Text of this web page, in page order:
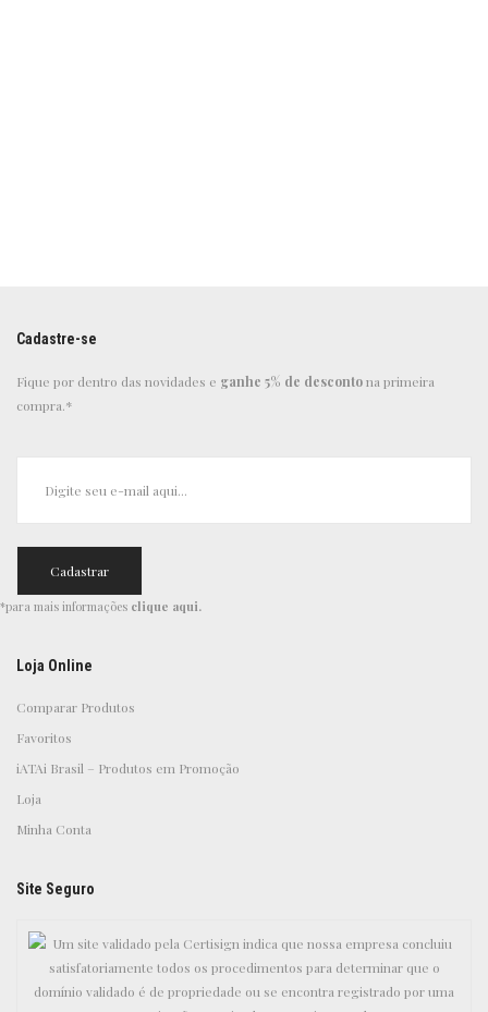
Cadastre-se
Fique por dentro das novidades e ganhe 5% de descontona primeira
compra.*
*para mais informações clique aqui.
Loja Online
Comparar Produtos
Favoritos
iATAi Brasil – Produtos em Promoção
Loja
Minha Conta
Site Seguro